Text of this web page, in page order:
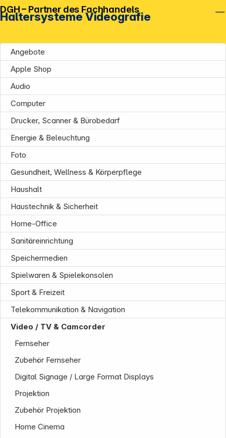
Haltersysteme Videografie
Angebote
Apple Shop
Audio
Computer
Drucker, Scanner & Bürobedarf
Energie & Beleuchtung
Foto
Gesundheit, Wellness & Körperpflege
Haushalt
Haustechnik & Sicherheit
Home-Office
Sanitäreinrichtung
Speichermedien
Spielwaren & Spielekonsolen
Sport & Freizeit
Telekommunikation & Navigation
Video / TV & Camcorder
Fernseher
Zubehör Fernseher
Digital Signage / Large Format Displays
Projektion
Zubehör Projektion
Home Cinema
DGH – Partner des Fachhandels
Unternehmen
Informationen
Service